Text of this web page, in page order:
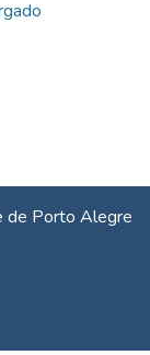
de Porto Alegre